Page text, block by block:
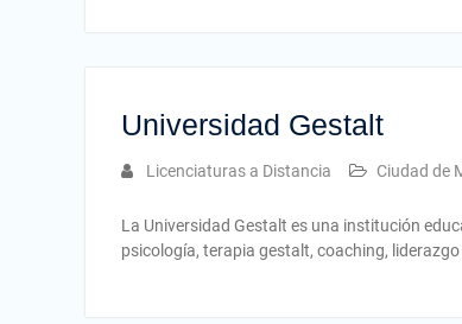
Universidad Gestalt
Licenciaturas a Distancia Ciudad de
La Universidad Gestalt es una institución
psicología, terapia gestalt, coaching,